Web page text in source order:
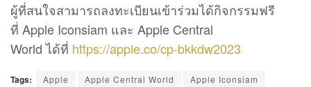
ผู้ที่สนใจสามารถลงทะเบียนเข้าร่วมได้กิจกรรมฟรี
ที่ Apple Iconsiam และ Apple Central
World ได้ที่ https://apple.co/cp-bkkdw2023
Tags: Apple Apple Central World
Apple Iconsiam